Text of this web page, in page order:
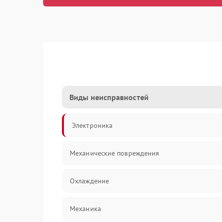
Виды неисправностей
Электроника
Механические повреждения
Охлаждение
Механика